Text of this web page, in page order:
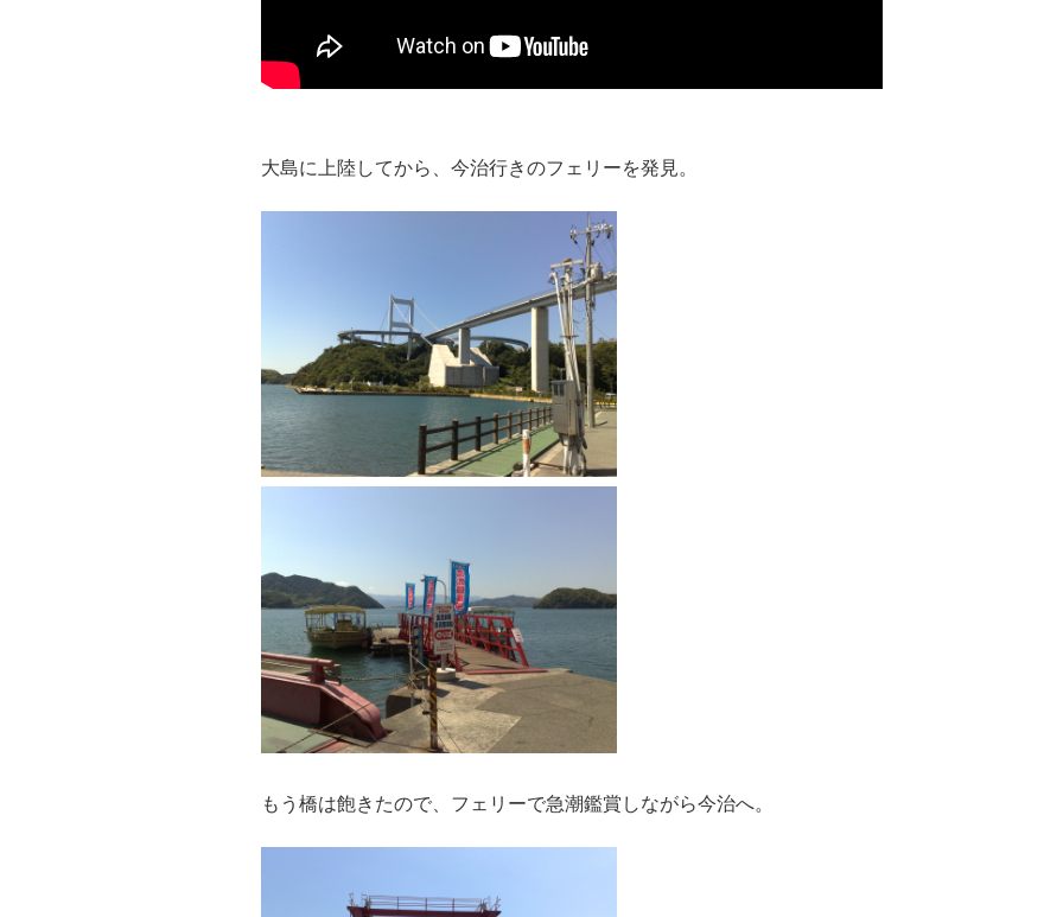
大島に上陸してから、今治行きのフェリーを発見。
もう橋は飽きたので、フェリーで急潮鑑賞しながら今治へ。